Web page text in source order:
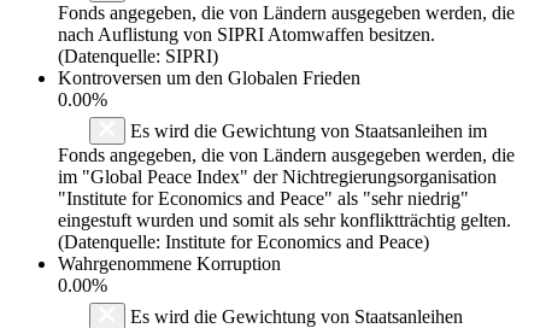
Fonds angegeben, die von Ländern ausgegeben werden, die
nach Auflistung von SIPRI Atomwaffen besitzen.
(Datenquelle: SIPRI)
Kontroversen um den Globalen Frieden
0.00%
Es wird die Gewichtung von Staatsanleihen im
Fonds angegeben, die von Ländern ausgegeben werden, die
im "Global Peace Index" der Nichtregierungsorganisation
"Institute for Economics and Peace" als "sehr niedrig"
eingestuft wurden und somit als sehr konfliktträchtig gelten.
(Datenquelle: Institute for Economics and Peace)
Wahrgenommene Korruption
0.00%
Es wird die Gewichtung von Staatsanleihen